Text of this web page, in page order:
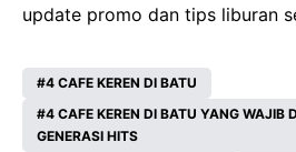
update promo dan tips liburan
4 CAFE KEREN DI BATU
4 CAFE KEREN DI BATU YANG WAJIB
GENERASI HITS